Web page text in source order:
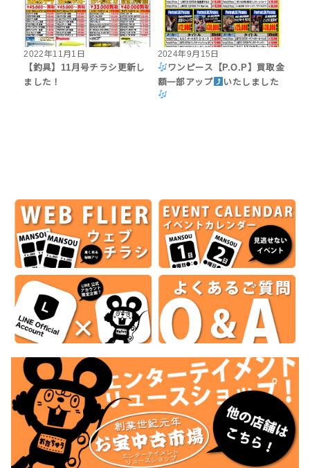
2022年11月1日
【釣具】11月号チラシ更新し
ました！
2024年9月15日
ワンピース【P.O.P】買取金
額一部アップ
いたしました